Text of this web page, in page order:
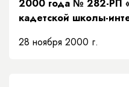
2000 года № 282-РП
кадетской школы-
28 ноября 2000 г.